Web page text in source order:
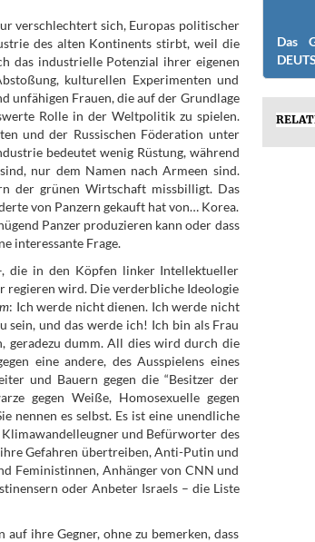
verschlechtert sich, Europas politischer
des alten Kontinents stirbt, weil die
das industrielle Potenzial ihrer eigenen
kulturellen Experimenten und
unfähigen Frauen, die auf der Grundlage
Rolle in der Weltpolitik zu spielen.
und der Russischen Föderation unter
bedeutet wenig Rüstung, während
nur dem Namen nach Armeen sind.
der grünen Wirtschaft missbilligt. Das
von Panzern gekauft hat von… Korea.
Panzer produzieren kann oder dass
interessante Frage.
die in den Köpfen linker Intellektueller
regieren wird. Die verderbliche Ideologie
: Ich werde nicht dienen. Ich werde nicht
sein, und das werde ich! Ich bin als Frau
geradezu dumm. All dies wird durch die
eine andere, des Ausspielens eines
und Bauern gegen die “Besitzer der
gegen Weiße, Homosexuelle gegen
nennen es selbst. Es ist eine unendliche
Klimawandelleugner und Befürworter des
Gefahren übertreiben, Anti-Putin und
Feministinnen, Anhänger von CNN und
oder Anbeter Israels – die Liste
ihre Gegner, ohne zu bemerken, dass
Das